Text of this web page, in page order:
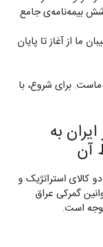
بیمه‌نامه‌ی جامع
ما از آغاز تا پایان
برای شروع، با
به
آن
کالای استراتژیک و
گمرکی عراق
است.